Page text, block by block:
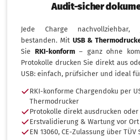
Audit-sicher
Jede Charge nachvollziehbar,
bestanden. Mit USB &
Sie RKI-konform– ganz ohne
Protokolle drucken Sie direkt aus
USB: einfach, prüfsicher und ideal
RKI-konforme Chargendoku per
Thermodrucker
Protokolle direkt ausdrucken
Erstvalidierung & Wartung vor Ort
EN 13060, CE-Zulassung über TÜV